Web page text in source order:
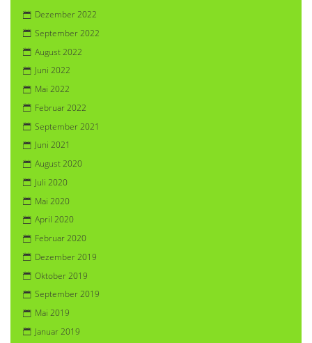
Dezember 2022
September 2022
August 2022
Juni 2022
Mai 2022
Februar 2022
September 2021
Juni 2021
August 2020
Juli 2020
Mai 2020
April 2020
Februar 2020
Dezember 2019
Oktober 2019
September 2019
Mai 2019
Januar 2019